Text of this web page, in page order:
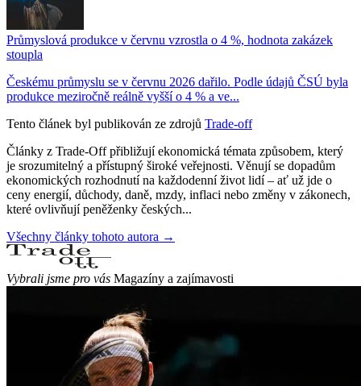
Průmyslová produkce v červnu vzrostla o 4 %, hodnota zakázek
stoupla
Českému průmyslu se v červnu 2026 dařilo. Podle údajů ČSÚ byla
produkce meziročně reálně vyšší o 4 % a ve...
Tento článek byl publikován ze zdrojů Trade-off
Články z Trade-Off přibližují ekonomická témata způsobem, který
je srozumitelný a přístupný široké veřejnosti. Věnují se dopadům
ekonomických rozhodnutí na každodenní život lidí – ať už jde o
ceny energií, důchody, daně, mzdy, inflaci nebo změny v zákonech,
které ovlivňují peněženky českých...
Všechny články tohoto autora →
Vybrali jsme pro vás Magazíny a zajímavosti